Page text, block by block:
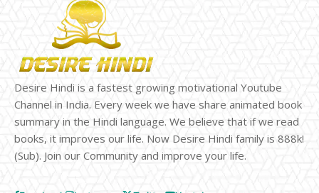
Desire Hindi is a fastest growing motivational Youtube
Channel in India. Every week we have share animated book
summary in the Hindi language. We believe that if we read
books, it improves our life. Now Desire Hindi family is 888k!
(Sub). Join our Community and improve your life.